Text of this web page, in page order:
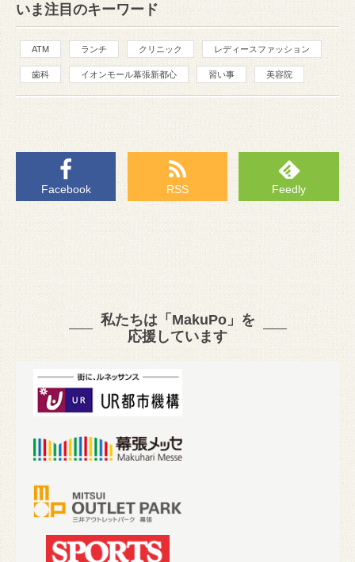
いま注目のキーワード
ATM ランチ クリニック レディースファッション
歯科 イオンモール幕張新都心 習い事 美容院
Facebook RSS Feedly
私たちは「MakuPo」を
応援しています